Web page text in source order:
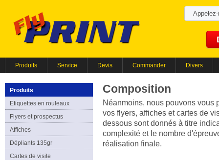
Produits Service Devis Commander Divers
Produits
Etiquettes en rouleaux
Flyers et prospectus
Affiches
Dépliants 135gr
Cartes de visite
Composition
Néanmoins, nous pouvons vous
vos flyers, affiches et cartes de
dessous sont donnés à titre
complexité et le nombre
réalisation finale.